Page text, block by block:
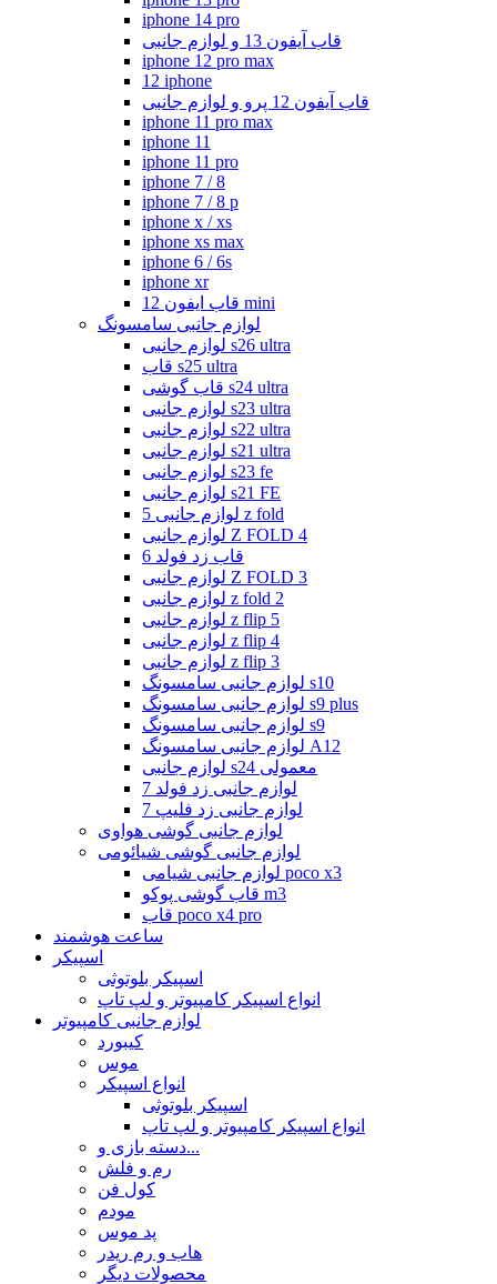
iphone 14 pro
قاب آیفون 13 و لوازم جانبی
iphone 12 pro max
12 iphone
قاب آیفون 12 پرو و لوازم جانبی
iphone 11 pro max
iphone 11
iphone 11 pro
iphone 7 / 8
iphone 7 / 8 p
iphone x / xs
iphone xs max
iphone 6 / 6s
iphone xr
قاب ایفون 12 mini
لوازم جانبی سامسونگ
لوازم جانبی s26 ultra
قاب s25 ultra
قاب گوشی s24 ultra
لوازم جانبی s23 ultra
لوازم جانبی s22 ultra
لوازم جانبی s21 ultra
لوازم جانبی s23 fe
لوازم جانبی s21 FE
لوازم جانبی 5 z fold
لوازم جانبی Z FOLD 4
قاب زد فولد 6
لوازم جانبی Z FOLD 3
لوازم جانبی z fold 2
لوازم جانبی z flip 5
لوازم جانبی z flip 4
لوازم جانبی z flip 3
لوازم جانبی سامسونگ s10
لوازم جانبی سامسونگ s9 plus
لوازم جانبی سامسونگ s9
لوازم جانبی سامسونگ A12
لوازم جانبی s24 معمولی
لوازم جانبی زد فولد 7
لوازم جانبی زد فلیپ 7
لوازم جانبی گوشی هواوی
لوازم جانبی گوشی شیائومی
لوازم جانبی شیامی poco x3
قاب گوشی پوکو m3
قاب poco x4 pro
ساعت هوشمند
اسپیکر
اسپیکر بلوتوثی
انواع اسپیکر کامپیوتر و لپ تاپ
لوازم جانبی کامپیوتر
کیبورد
موس
انواع اسپیکر
اسپیکر بلوتوثی
انواع اسپیکر کامپیوتر و لپ تاپ
دسته بازی و...
رم و فلش
کول فن
مودم
پد موس
هاب و رم ریدر
محصولات دیگر